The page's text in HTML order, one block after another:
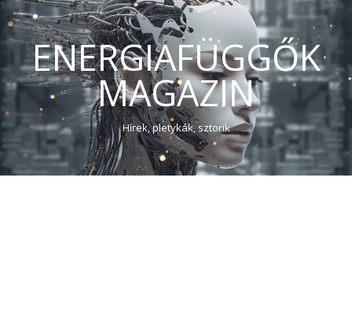
ENERGIAFÜGGŐK
MAGAZIN
Hírek, pletykák, sztorik